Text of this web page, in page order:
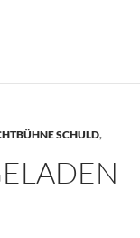
SCHULD,